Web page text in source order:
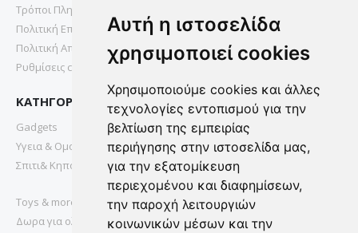
Αυτή η ιστοσελίδα
χρησιμοποιεί cookies
Χρησιμοποιούμε cookies και άλλες
τεχνολογίες εντοπισμού για την
βελτίωση της εμπειρίας
περιήγησης στην ιστοσελίδα μας,
για την εξατομίκευση
περιεχομένου και διαφημίσεων,
την παροχή λειτουργιών
κοινωνικών μέσων και την
Τρόποι Πληρωμής
Πολιτική Επιστροφών
Πολιτική Απορρήτου
Ρυθμίσεις cookies
ΚΑΤΗΓΟΡΙΕΣ
Gadgets
Υγεια & Ομορφια
Σπιτι& Κηπος
Toys & more
Δωρα για ολους